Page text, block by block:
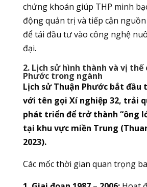
chứng khoán giúp THP minh
động quản trị và tiếp cận
để tái đầu tư vào công nghệ
đại.
2. Lịch sử hình thành và vị thế
Phước trong ngành
Lịch sử Thuận Phước bắt đầu
với tên gọi Xí nghiệp 32, trải
phát triển để trở thành “ông
tại khu vực miền Trung
2023).
Các mốc thời gian quan trọng